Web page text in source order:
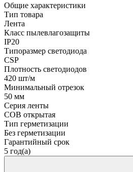
Общие характеристики
Тип товара
Лента
Класс пылевлагозащиты
IP20
Типоразмер светодиода
CSP
Плотность светодиодов
420 шт/м
Минимальный отрезок
50 мм
Серия ленты
COB открытая
Тип герметизации
Без герметизации
Гарантийный срок
5 год(а)